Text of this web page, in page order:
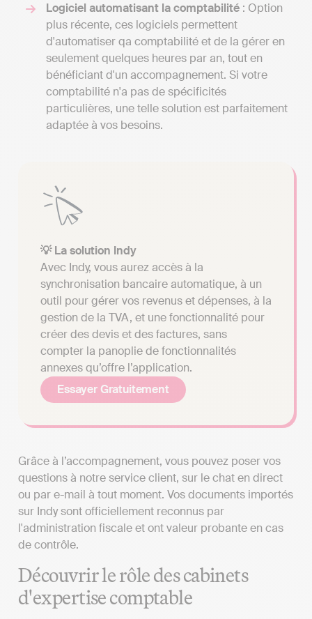
Logiciel automatisant la comptabilité : Option
plus récente, ces logiciels permettent
d'automatiser qa comptabilité et de la gérer en
seulement quelques heures par an, tout en
bénéficiant d'un accompagnement. Si votre
comptabilité n'a pas de spécificités
particulières, une telle solution est parfaitement
adaptée à vos besoins.
💡 La solution Indy
Avec Indy, vous aurez accès à la
synchronisation bancaire automatique, à un
outil pour gérer vos revenus et dépenses, à la
gestion de la TVA, et une fonctionnalité pour
créer des devis et des factures, sans
compter la panoplie de fonctionnalités
annexes qu’offre l’application.
Essayer Gratuitement
Grâce à l’accompagnement, vous pouvez poser vos
questions à notre service client, sur le chat en direct
ou par e-mail à tout moment. Vos documents importés
sur Indy sont officiellement reconnus par
l'administration fiscale et ont valeur probante en cas
de contrôle.
Découvrir le rôle des cabinets
d'expertise comptable